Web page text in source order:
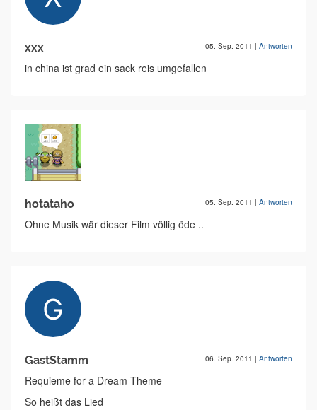
xxx 05. Sep. 2011 | Antworten
in china ist grad ein sack reis umgefallen
hotataho 05. Sep. 2011 | Antworten
Ohne Musik wär dieser Film völlig öde ..
GastStamm 06. Sep. 2011 | Antworten
Requieme for a Dream Theme
So heißt das Lied